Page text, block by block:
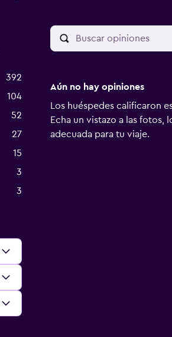
392
104
52
27
15
3
3
Aún no hay opiniones
Los huéspedes calificaron
Echa un vistazo a las
adecuada para tu viaje.